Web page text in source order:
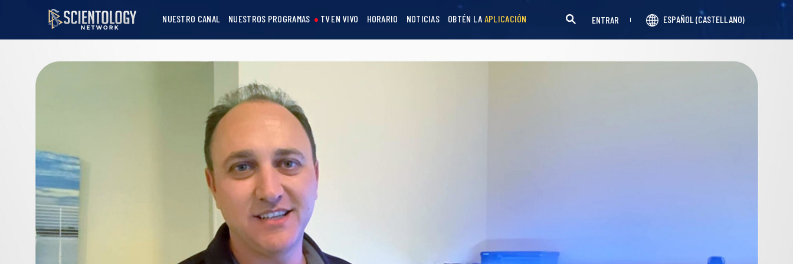
NUESTRO CANAL NUESTROS PROGRAMAS TV EN VIVO HORARIO NOTICIAS OBTÉN LA APLICACIÓN ENTRAR ESPAÑOL (CASTELLANO)